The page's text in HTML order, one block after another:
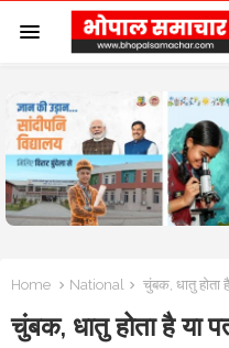
Home National चुंबक, धातु
चुंबक, धातु होता है या